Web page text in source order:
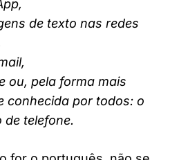
de texto nas redes
ou, pela forma mais
conhecida por todos: o
de telefone.